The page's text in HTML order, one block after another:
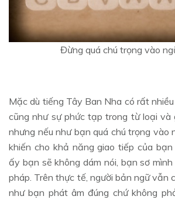
Đừng quá chú trọng vào
Mặc dù tiếng Tây Ban Nha có rất nhiều
cũng như sự phức tạp trong từ loại và
nhưng nếu như bạn quá chú trọng vào
khiến cho khả năng giao tiếp của
ấy bạn sẽ không dám nói, bạn sơ
pháp. Trên thực tế, người bản ngữ vẫn
như bạn phát âm đúng chứ không